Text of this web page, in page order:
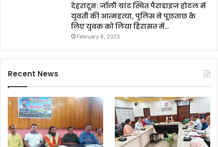
देहरादून: जॉली ग्रांट स्थित पैराडाइज होटल में
युवती की आत्महत्या, पुलिस ने पूछताछ के
लिए युवक को लिया हिरासत में…
February 8, 2025
Recent News